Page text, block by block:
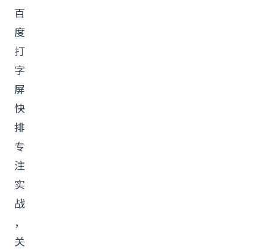
百
度
打
字
屏
快
排
专
注
实
战
，
关